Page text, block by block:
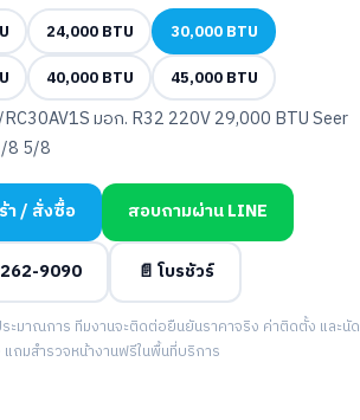
24,000 BTU
30,000 BTU
40,000 BTU 45,000 BTU
มอก. R32 220V 29,000 BTU Seer
8 5/8
า / สั่งซื้อ สอบถามผ่าน LINE
9090 📄 โบรชัวร์
ะมาณการ ทีมงานจะติดต่อยืนยันราคาจริง ค่าติดตั้ง และนัด
แถมสำรวจหน้างานฟรีในพื้นที่บริการ